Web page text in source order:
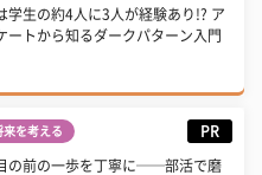
学生の約4人に3人が経験あり!? ア
ートから知るダークパターン入門
来を考える PR
の前の一歩を丁寧に──部活で磨